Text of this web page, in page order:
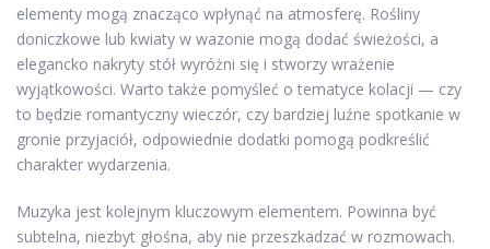
elementy mogą znacząco wpłynąć na atmosferę. Rośliny
doniczkowe lub kwiaty w wazonie mogą dodać świeżości, a
elegancko nakryty stół wyróżni się i stworzy wrażenie
wyjątkowości. Warto także pomyśleć o tematyce kolacji — czy
to będzie romantyczny wieczór, czy bardziej luźne spotkanie w
gronie przyjaciół, odpowiednie dodatki pomogą podkreślić
charakter wydarzenia.
Muzyka jest kolejnym kluczowym elementem. Powinna być
subtelna, niezbyt głośna, aby nie przeszkadzać w rozmowach.